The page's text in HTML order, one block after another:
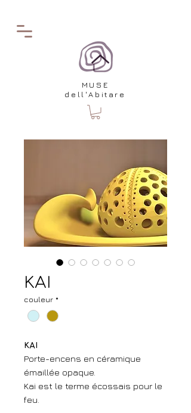
MUSE
dell'Abitare
KAI
couleur *
KAI
Porte-encens en céramique
émaillée opaque.
Kai est le terme écossais pour le
feu.